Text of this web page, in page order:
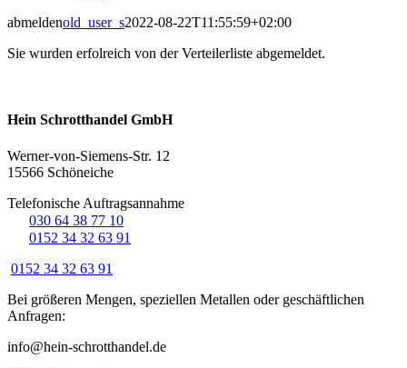
abmeldenold_user_s2022-08-22T11:55:59+02:00
Sie wurden erfolreich von der Verteilerliste abgemeldet.
Hein Schrotthandel GmbH
Werner-von-Siemens-Str. 12
15566 Schöneiche
Telefonische Auftragsannahme
030 64 38 77 10
0152 34 32 63 91
0152 34 32 63 91
Bei größeren Mengen, speziellen Metallen oder geschäftlichen
Anfragen:
info@hein-schrotthandel.de